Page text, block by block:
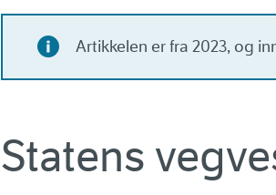
Artikkelen er fra 2023, og
Statens